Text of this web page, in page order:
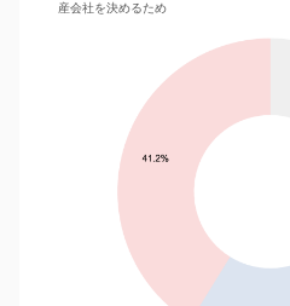
産会社を決めるため